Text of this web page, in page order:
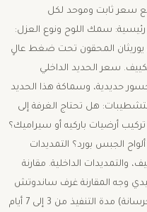
سعر ثابت وموحد لكل
رئيسية: ​سمك اللوح ونوع العزل:
بالبولي يوريثان المحقون تحت ضغط عالٍ
​سعر الحديد الداخلي
حديدية، وسماكة هذا الحديد
هل تحتاج الغرفة إلى
أرضيات باركيه أو سيراميك؟
الجبس بورد؟ ​التمديدات
والتمديدات الداخلية. ​مقارنة
وجه المقارنة غرف ساندوتش
بانل في الشرقية البناء التقليدي (بلوك وخرسانة) مدة التنفيذ من 3 إلى 7 أيام